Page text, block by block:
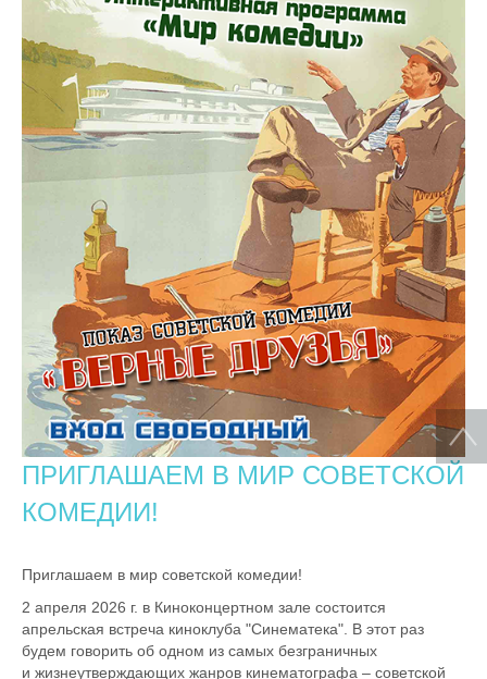
ПРИГЛАШАЕМ В МИР СОВЕТСКОЙ
КОМЕДИИ!
Приглашаем в мир советской комедии!
2 апреля 2026 г. в Киноконцертном зале состоится
апрельская встреча киноклуба "Синематека". В этот раз
будем говорить об одном из самых безграничных
и жизнеутверждающих жанров кинематографа – советской